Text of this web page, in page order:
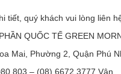
tiết, quý khách vui lòng liên
QUỐC TẾ GREEN
Mai, Phường 2, Quận Phú
803 – (08) 6672 3777 Vân